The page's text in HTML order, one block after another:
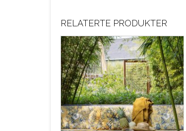
RELATERTE PRODUKTER